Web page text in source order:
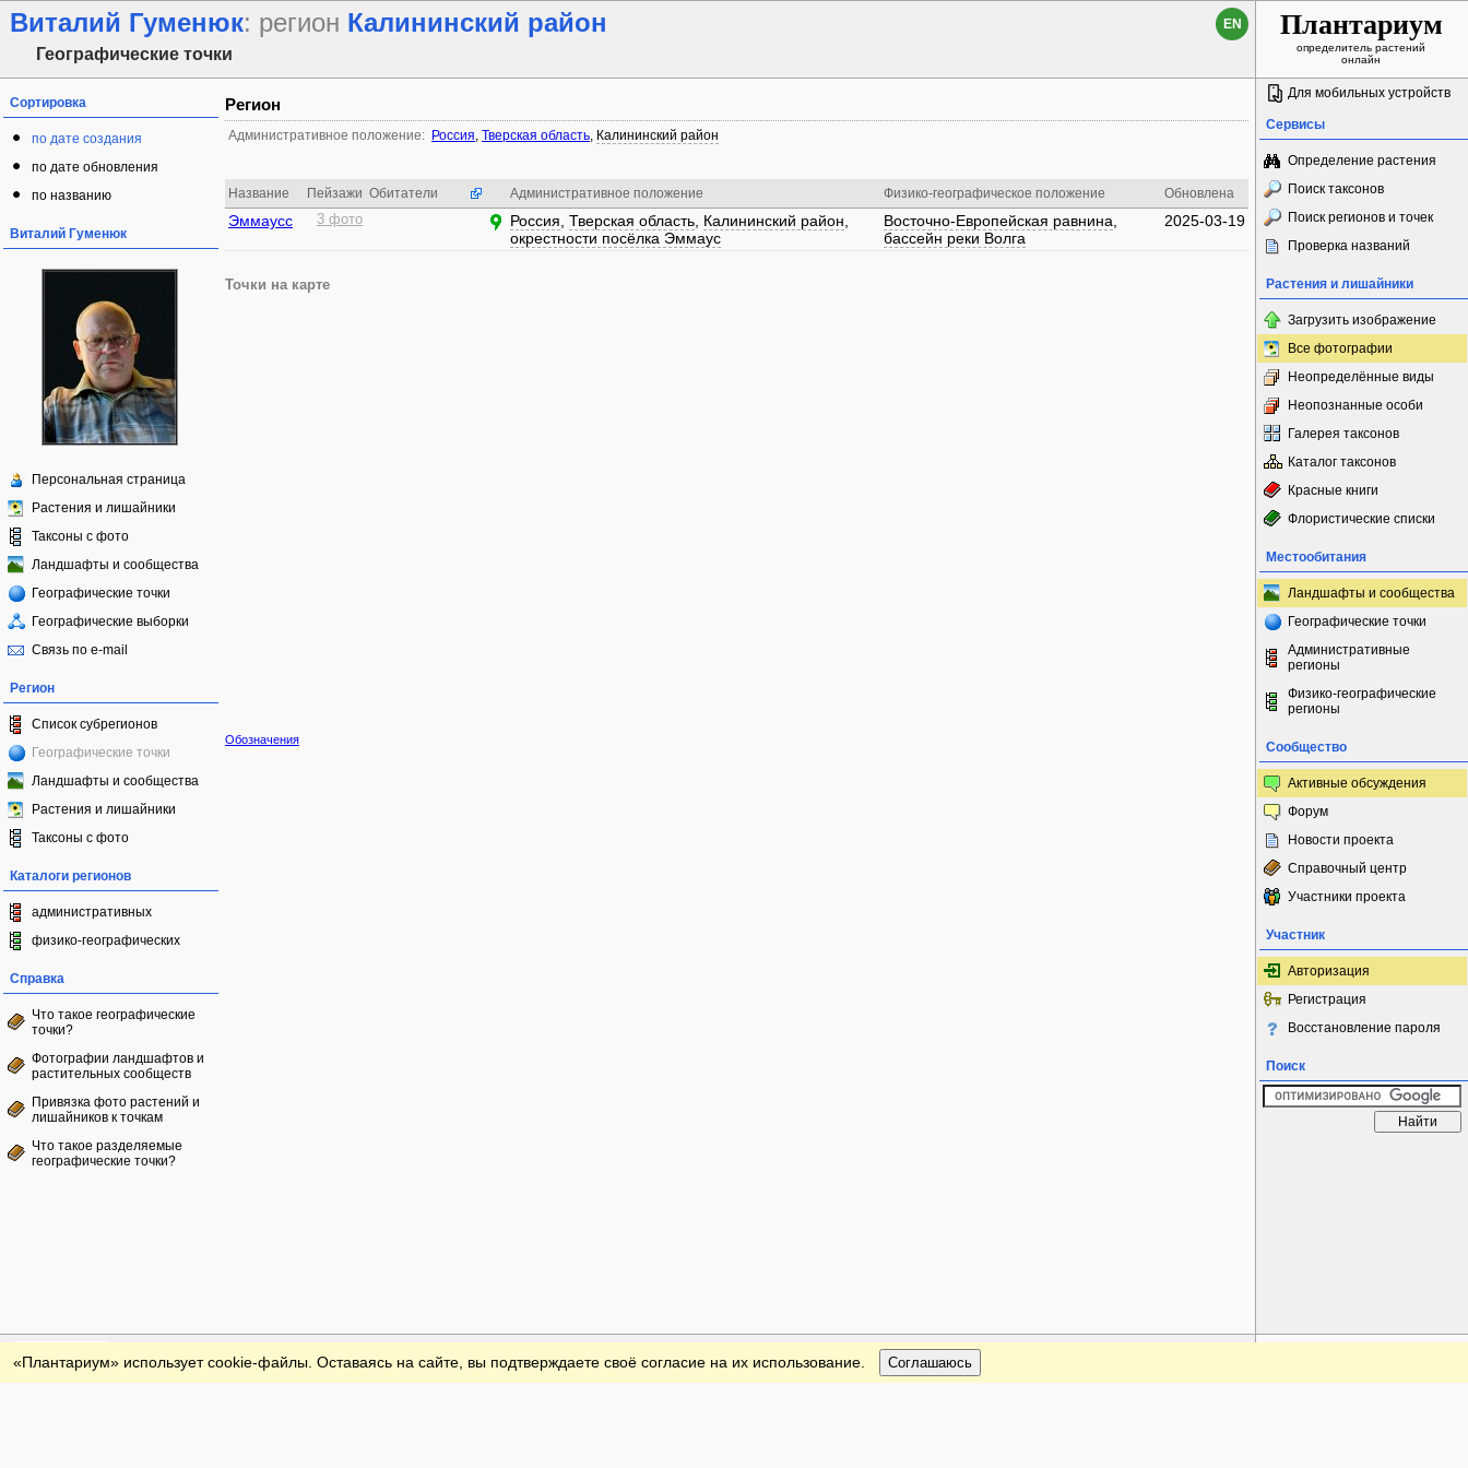
Виталий Гуменюк: регион Калининский район
Географические точки
EN Плантариум
определитель растений
онлайн
Сортировка
по дате создания
по дате обновления
по названию
Виталий Гуменюк
Персональная страница
Растения и лишайники
Таксоны с фото
Ландшафты и сообщества
Географические точки
Географические выборки
Связь по e-mail
Регион
Список субрегионов
Географические точки
Ландшафты и сообщества
Растения и лишайники
Таксоны с фото
Каталоги регионов
административных
физико-географических
Справка
Что такое географические
точки?
Фотографии ландшафтов и
растительных сообществ
Привязка фото растений и
лишайников к точкам
Что такое разделяемые
географические точки?
Регион
Административное положение: Россия, Тверская область, Калининский район
Название Пейзажи Обитатели Административное положение Физико-географическое положение Обновлена
Эммаусс 3 фото Россия Тверская область Калининский район
окрестности посёлка Эммаус
Восточно-Европейская равнина
бассейн реки Волга
2025-03-19
Точки на карте
Обозначения
Для мобильных устройств
Сервисы
Определение растения
Поиск таксонов
Поиск регионов и точек
Проверка названий
Растения и лишайники
Загрузить изображение
Все фотографии
Неопределённые виды
Неопознанные особи
Галерея таксонов
Каталог таксонов
Красные книги
Флористические списки
Местообитания
Ландшафты и сообщества
Географические точки
Административные
регионы
Физико-географические
регионы
Сообщество
Активные обсуждения
Форум
Новости проекта
Справочный центр
Участники проекта
Участник
Авторизация
Регистрация
Восстановление пароля
Поиск
Обратная связь
«Плантариум» использует cookie-файлы. Оставаясь на сайте, вы подтверждаете своё согласие на их использование. Соглашаюсь